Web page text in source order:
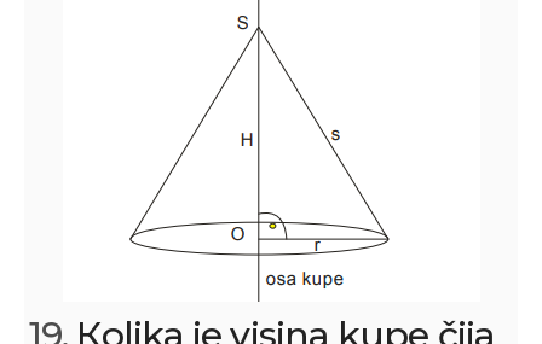
19. Кolika je visina kupe čija